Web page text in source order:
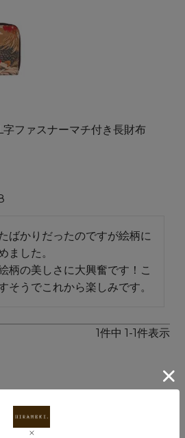
ファスナーマチ付き長財布
ばかりだったのですが絵柄に
ました。
柄の美しさに大興奮です！こ
そうでこれから楽しみです。
1件中 1 -1件表示